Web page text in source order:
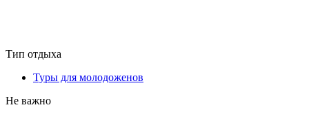
Тип отдыха
Туры для молодоженов
Не важно